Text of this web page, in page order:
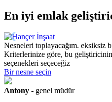
En iyi emlak
Nesneleri toplayacağım. eksiksiz
Kriterlerinize göre, bu
seçenekleri seçeceğiz
Bir nesne seçin
Antony - genel müdür